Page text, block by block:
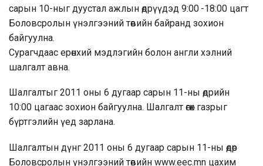
сарын 10-ныг дуустал ажлын өдрүүдэд 9:00 -18:00 цагт
Боловсролын үнэлгээний төвийн байранд зохион
байгуулна.
Сурагчдаас ерөнхий мэдлэгийн болон англи хэлний
шалгалт авна.
Шалгалтыг 2011 оны 6 дугаар сарын 11-ны өдрийн
10:00 цагаас зохион байгуулна. Шалгалт өгөх газрыг
бүртгэлийн үед зарлана.
Шалгалтын дүнг 2011 оны 6 дугаар сарын 11-ны өдөр
Боловсролын үнэлгээний төвийн www.eec.mn цахим